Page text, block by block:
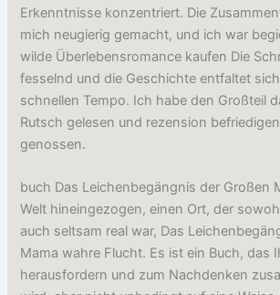
Erkenntnisse konzentriert. Die
mich neugierig gemacht, und ich war
wilde Überlebensromance kaufen Die
fesselnd und die Geschichte entfaltet
schnellen Tempo. Ich habe den Großteil
Rutsch gelesen und rezension
genossen.
buch Das Leichenbegängnis der Großen
Welt hineingezogen, einen Ort, der
auch seltsam real war, Das
Mama wahre Flucht. Es ist ein Buch, das
herausfordern und zum Nachdenken